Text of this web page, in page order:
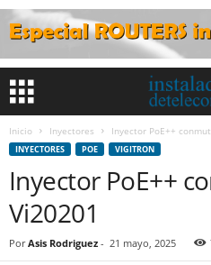
Inicio Inyectores Inyector PoE++
INYECTORES POE VIGITRON
Inyector PoE++
Vi20201
Por Asis Rodriguez - 21 mayo, 2025